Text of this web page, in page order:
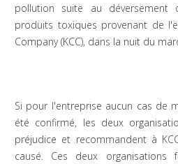
pollution suite au déversement
produits toxiques provenant de
Company (KCC), dans la nuit du
Si pour l'entreprise aucun cas de
été confirmé, les deux
préjudice et recommandent à
causé. Ces deux organisations